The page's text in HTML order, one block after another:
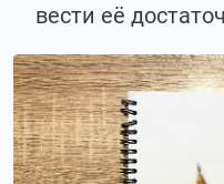
вести её